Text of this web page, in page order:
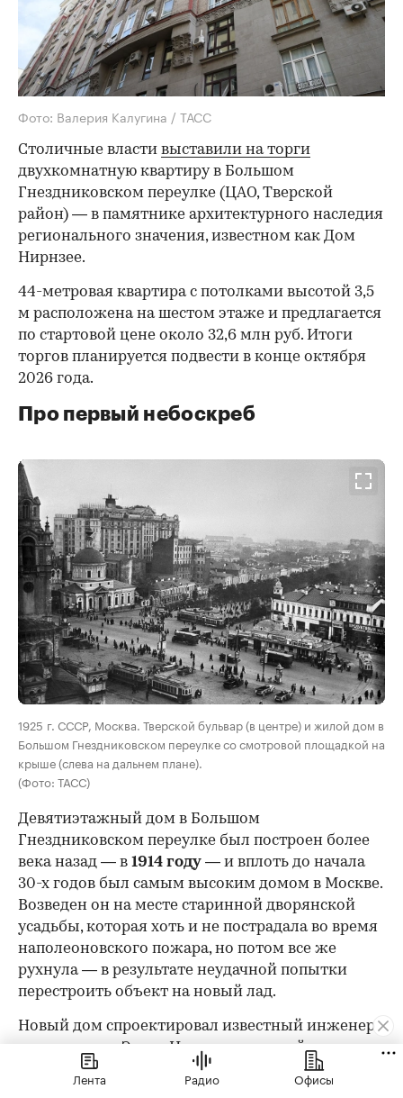
Фото: Валерия Калугина / ТАСС
Столичные власти выставили на торги
двухкомнатную квартиру в Большом
Гнездниковском переулке (ЦАО, Тверской
район) — в памятнике архитектурного наследия
регионального значения, известном как Дом
Нирнзее.
44-метровая квартира с потолками высотой 3,5
м расположена на шестом этаже и предлагается
по стартовой цене около 32,6 млн руб. Итоги
торгов планируется подвести в конце октября
2026 года.
Про первый небоскреб
00:00 / 00:00
1925 г. СССР, Москва. Тверской бульвар (в центре) и жилой дом в
Большом Гнездниковском переулке со смотровой площадкой на
крыше (слева на дальнем плане).
(Фото: ТАСС)
Девятиэтажный дом в Большом
Гнездниковском переулке был построен более
века назад — в 1914 году — и вплоть до начала
30-х годов был самым высоким домом в Москве.
Возведен он на месте старинной дворянской
усадьбы, которая хоть и не пострадала во время
наполеоновского пожара, но потом все же
рухнула — в результате неудачной попытки
перестроить объект на новый лад.
Новый дом спроектировал известный инженер
и архитектор Эрнст Нирнзее, который сам же
являлся и собственником этого участка: землю с
обвалившейся прежней постройкой он
Лента Радио Офисы